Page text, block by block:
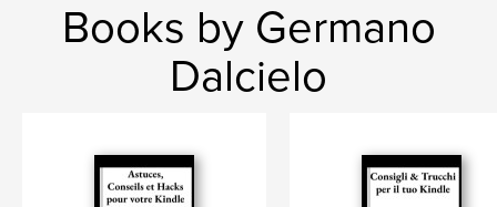
Books by Germano
Dalcielo